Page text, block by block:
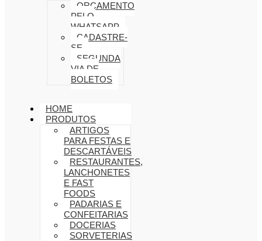
ORÇAMENTO
PELO
WHATSAPP
CADASTRE-
SE
SEGUNDA
VIA DE
BOLETOS
HOME
PRODUTOS
ARTIGOS
PARA FESTAS E
DESCARTÁVEIS
RESTAURANTES,
LANCHONETES
E FAST
FOODS
PADARIAS E
CONFEITARIAS
DOCERIAS
SORVETERIAS